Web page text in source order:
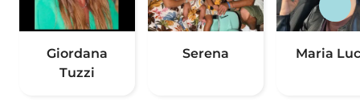
Giordana
Tuzzi
Serena Maria